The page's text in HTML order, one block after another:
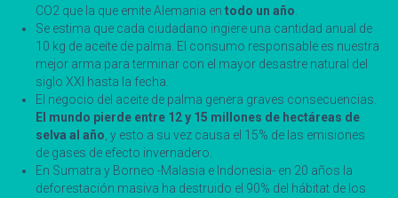
CO2 que la que emite Alemania en todo un año
Se estima que cada ciudadano ingiere una cantidad anual de
10 kg de aceite de palma. El consumo responsable es nuestra
mejor arma para terminar con el mayor desastre natural del
siglo XXI hasta la fecha.
El negocio del aceite de palma genera graves consecuencias.
El mundo pierde entre 12 y 15 millones de hectáreas de
selva al año , y esto a su vez causa el 15% de las emisiones
de gases de efecto invernadero.
En Sumatra y Borneo -Malasia e Indonesia- en 20 años la
deforestación masiva ha destruido el 90% del hábitat de los